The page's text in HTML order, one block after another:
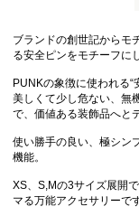
ブランドの創世記からモ
る安全ピンをモチーフに
PUNKの象徴に使われる“
美しくて少し危ない、無
で、価値ある装飾品へと
使い勝手の良い、極シン
機能。
XS、S,Mの3サイズ展開
マる万能アクセサリーで